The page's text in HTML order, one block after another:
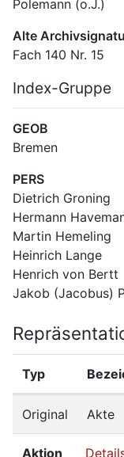
Polemann (o.J.)
Alte
Fach 140 Nr. 15
Index-Gruppe
GEOB
Bremen
PERS
Dietrich Groning
Hermann
Martin Hemeling
Heinrich Lange
Henrich von Bertt
Jakob (Jacobus)
Typ
Original Akte
Aktion